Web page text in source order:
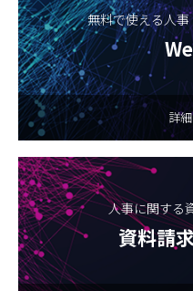
無料で使える人
詳
人事に関する
資料請